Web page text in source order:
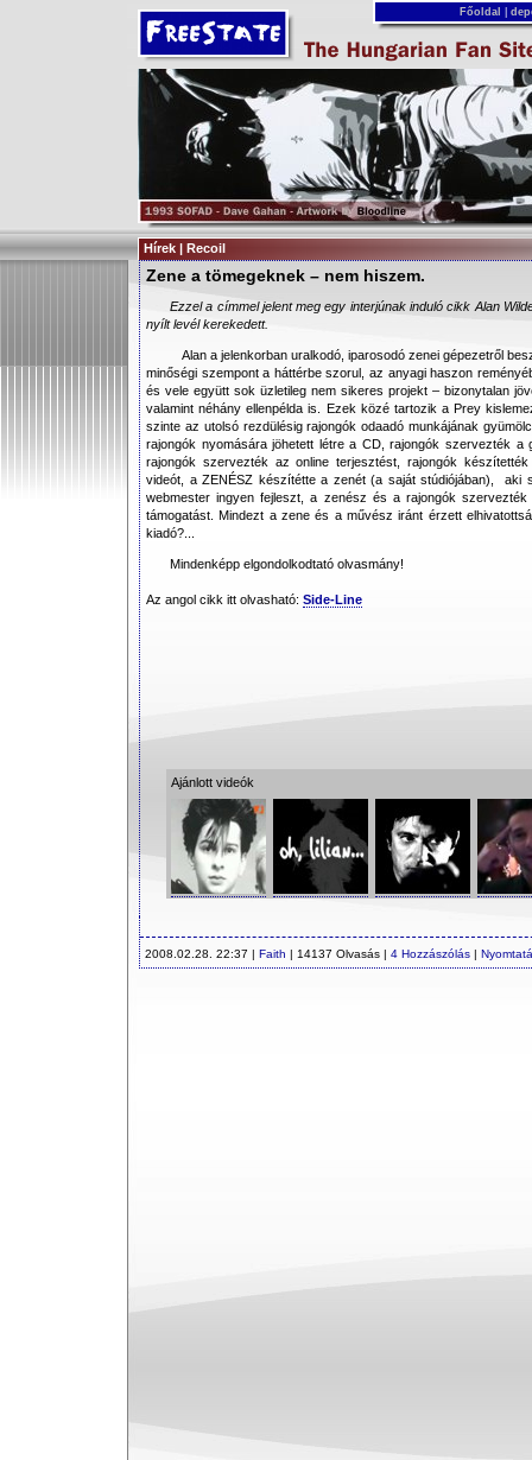
Főoldal
Hírek | Recoil
Zene a tömegeknek – nem hiszem.
Ezzel a címmel jelent meg egy interjúnak induló cikk Alan
nyílt levél kerekedett.
Alan a jelenkorban uralkodó, iparosodó zenei gépezetről
minőségi szempont a háttérbe szorul, az anyagi haszon
és vele együtt sok üzletileg nem sikeres projekt – bizonytalan
valamint néhány ellenpélda is. Ezek közé tartozik a Prey
szinte az utolsó rezdülésig rajongók odaadó munkájának
rajongók nyomására jöhetett létre a CD, rajongók szervezték a
rajongók szervezték az online terjesztést, rajongók
videót, a ZENÉSZ készítétte a zenét (a saját stúdiójában), aki
webmester ingyen fejleszt, a zenész és a rajongók
támogatást. Mindezt a zene és a művész iránt érzett
kiadó?...
Mindenképp elgondolkodtató olvasmány!
Az angol cikk itt olvasható: Side-Line
Ajánlott videók
2008.02.28. 22:37 | Faith | 14137 Olvasás | 4 Hozzászólás |